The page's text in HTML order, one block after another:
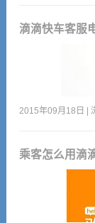
滴滴快车客服
目前，滴滴的客
2015年09月18日 |
乘客怎么用滴